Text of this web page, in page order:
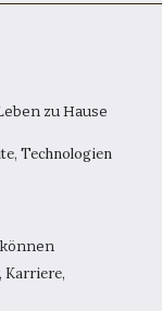
zu Hause
, Technologien
, Karriere,